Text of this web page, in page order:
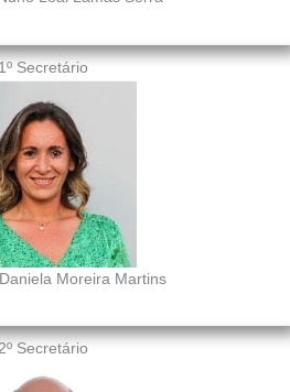
1º Secretário
Moreira Martins
Secretário